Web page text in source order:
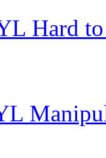
Hard to